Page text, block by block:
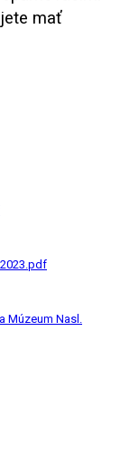
mať
Múzeum Nasl.